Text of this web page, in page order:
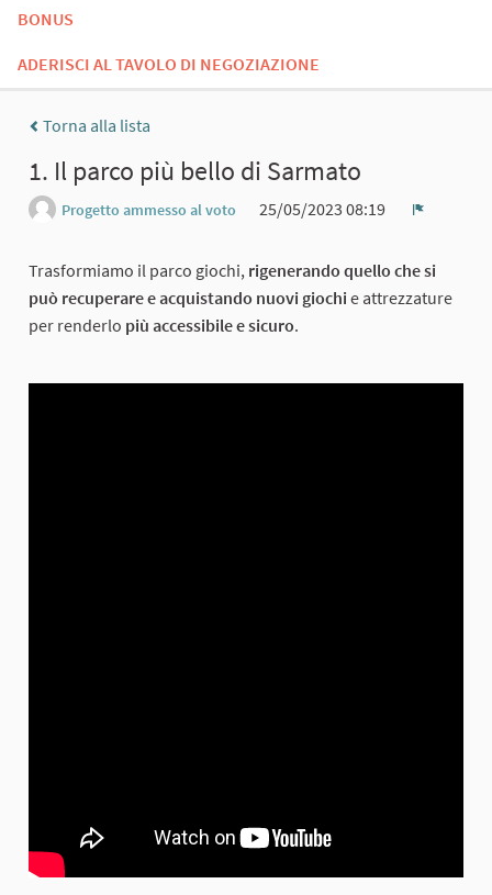
BONUS
ADERISCI AL TAVOLO DI NEGOZIAZIONE
Torna alla lista
1. Il parco più bello di Sarmato
Progetto ammesso al voto
25/05/2023 08:19
Trasformiamo il parco giochi, rigenerando quello che si
può recuperare e acquistando nuovi giochi e attrezzature
per renderlo più accessibile e sicuro.